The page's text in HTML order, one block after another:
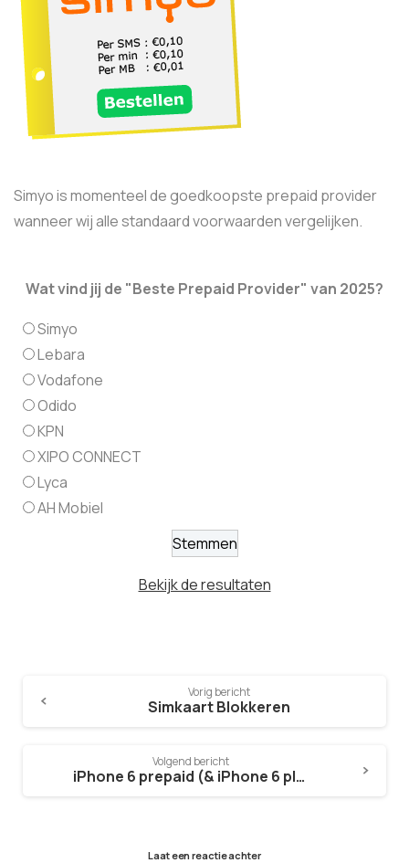
Simyo is momenteel de goedkoopste prepaid provider
wanneer wij alle standaard voorwaarden vergelijken.
Wat vind jij de "Beste Prepaid Provider" van 2025?
Simyo
Lebara
Vodafone
Odido
KPN
XIPO CONNECT
Lyca
AH Mobiel
Bekijk de resultaten
Vorig bericht
Simkaart Blokkeren
Volgend bericht
iPhone 6 prepaid (& iPhone 6 plus)
Laat een reactie achter